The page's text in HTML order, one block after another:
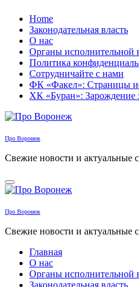
Перейти
содержанию
Home
Законодательная власть
О нас
Органы исполнительной
Политика
Сотрудничайте с нами
ФК «Факел»: Страницы
ХК «Буран»: Зарождение
Про Воронеж
Свежие новости и актуальные
Про Воронеж
Свежие новости и актуальные
Главная
О нас
Органы исполнительной